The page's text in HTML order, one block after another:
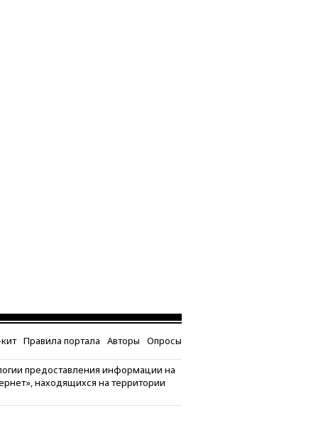
Правила портала Авторы Опросы
предоставления информации на
находящихся на территории